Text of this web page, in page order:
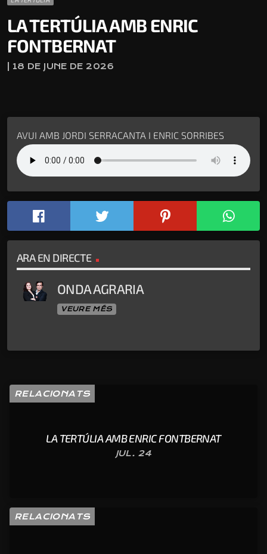
LA TERTÚLIA AMB ENRIC
FONTBERNAT
| 18 DE JUNE DE 2026
AVUI AMB JORDI SERRACANTA I ENRIC SORRIBES
ARA EN DIRECTE
ONDA AGRARIA
VEURE MÉS
RELACIONATS
LA TERTÚLIA AMB ENRIC FONTBERNAT
JUL. 24
RELACIONATS